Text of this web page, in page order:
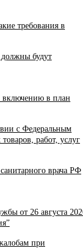
требования в
будут
включению в план
с Федеральным
работ, услуг
врача РФ
от 26 августа
при